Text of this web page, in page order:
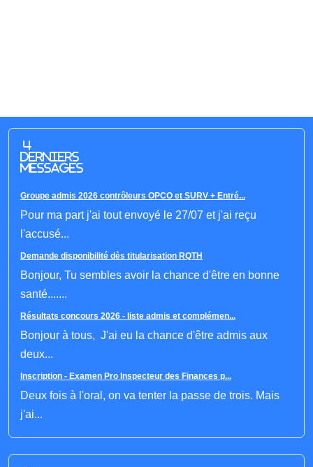
4
derniers
messages
Groupe admis 2026 contrôleurs OPCO et SURV + Entré...
Pour ma part j'ai tout envoyé le 27/07 et j'ai reçu
l'accusé...
Demande disponibilité dès titularisation RQTH
Bonjour, Tu sembles avoir la chance d'être en bonne
santé.......
Résultats concours 2026 - liste admis et complémen...
Bonjour à tous, J'ai eu la chance d'être admis aux
deux...
Inscription - Examen Pro Inspecteur des Finances p...
Deux fois à l'oral, on va tenter la passe de trois. Mais
j'ai...